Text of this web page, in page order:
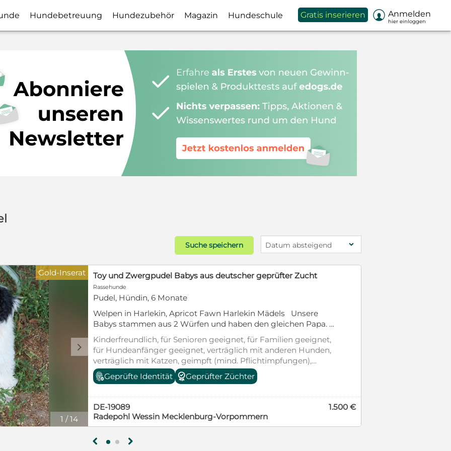
Hundebetreuung Hundezubehör Magazin Hundeschule Gratis inserieren  Anmelden
hier einloggen
Suche speichern Datum absteigend
1/1
Gold-Inserat Grosspudelwelpe Rüde
Rassehunde
Pudel, Rüde, 8 Monate
Grosspudelwelpe, Rüde , geboren. 11.12.25, tiefschwarz, mit
VDH-Papiere, fehlerfrei, geschipt, 2 mal geimpft, sucht noch
sein Zuhause auf Lebenszeit. Till ist sehr verschmust, gut
sozialisiert und mit anderen Hunden gut verträglich. Die Eltern
sind auf Erbkrankheiten untersucht. Bei Interesse rufen Sie
mich gerne an. Telefon 02302 / 73522
Kinderfreundlich, für Senioren geeignet, für Familien geeignet,
für Hundeanfänger geeignet, verträglich mit anderen Hunden,
geimpft (mind. Pflichtimpfungen), entwurmt, gechipt, mit EU-
Heimtierausweis, Welpenwurf, Allergikerfreundlich, Stubenrein
Geprüfter Züchter
DE-58456
Witten Nordrhein-Westfalen
2.300 €
g h